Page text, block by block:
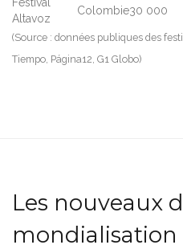
Altavoz
Colombie30 000
(Source : données publiques des
Tiempo, Página12, G1 Globo)
Les nouveaux
mondialisation